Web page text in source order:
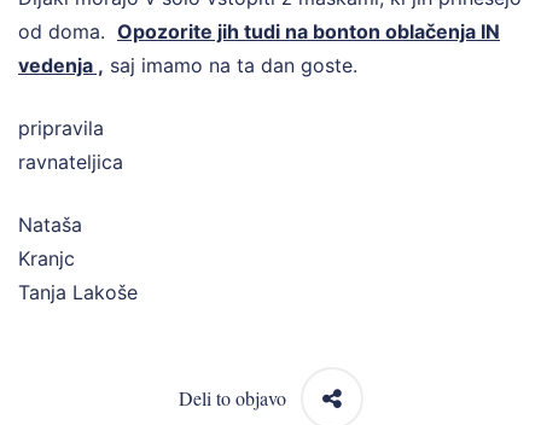
od doma. Opozorite jih tudi na bonton oblačenja IN
vedenja , saj imamo na ta dan goste.
ravnateljica
Nataša
Tanja Lakoše
Deli to objavo